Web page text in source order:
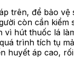
trên, để bảo vệ
còn cần kiểm
vì hút thuốc lá
trình tích tụ
huyết áp cao,